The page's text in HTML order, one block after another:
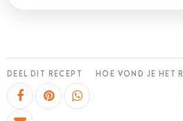
DEEL DIT RECEPT HOE VOND JE HET